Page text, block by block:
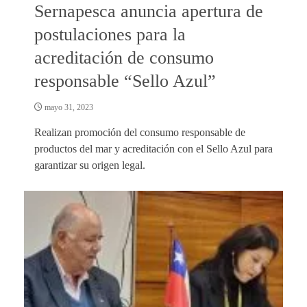
Sernapesca anuncia apertura de
postulaciones para la
acreditación de consumo
responsable “Sello Azul”
mayo 31, 2023
Realizan promoción del consumo responsable de
productos del mar y acreditación con el Sello Azul para
garantizar su origen legal.